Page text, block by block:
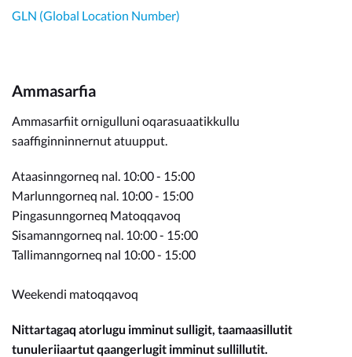
GLN (Global Location Number)
Ammasarfia
Ammasarfiit ornigulluni oqarasuaatikkullu
saaffiginninnernut atuupput.
Ataasinngorneq nal. 10:00 - 15:00
Marlunngorneq nal. 10:00 - 15:00
Pingasunngorneq Matoqqavoq
Sisamanngorneq nal. 10:00 - 15:00
Tallimanngorneq nal 10:00 - 15:00
Weekendi matoqqavoq
Nittartagaq atorlugu imminut sulligit, taamaasillutit
tunuleriiaartut qaangerlugit imminut sullillutit.